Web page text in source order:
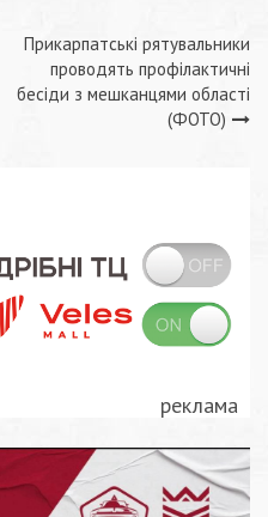
Прикарпатські рятувальники
проводять профілактичні
бесіди з мешканцями області
(ФОТО)